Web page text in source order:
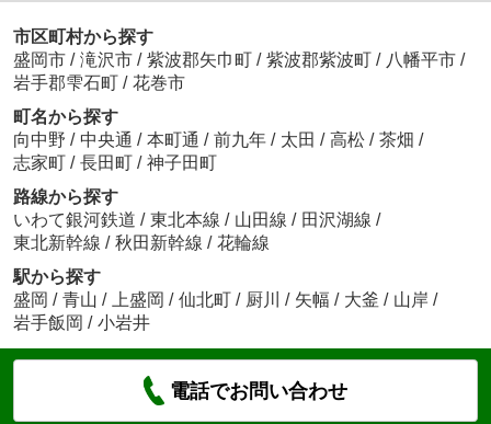
市区町村から探す
盛岡市 / 滝沢市 / 紫波郡矢巾町 / 紫波郡紫波町 / 八幡平市 /
岩手郡雫石町 / 花巻市
町名から探す
向中野 / 中央通 / 本町通 / 前九年 / 太田 / 高松 / 茶畑 /
志家町 / 長田町 / 神子田町
路線から探す
いわて銀河鉄道 / 東北本線 / 山田線 / 田沢湖線 /
東北新幹線 / 秋田新幹線 / 花輪線
駅から探す
盛岡 / 青山 / 上盛岡 / 仙北町 / 厨川 / 矢幅 / 大釜 / 山岸 /
岩手飯岡 / 小岩井
電話でお問い合わせ